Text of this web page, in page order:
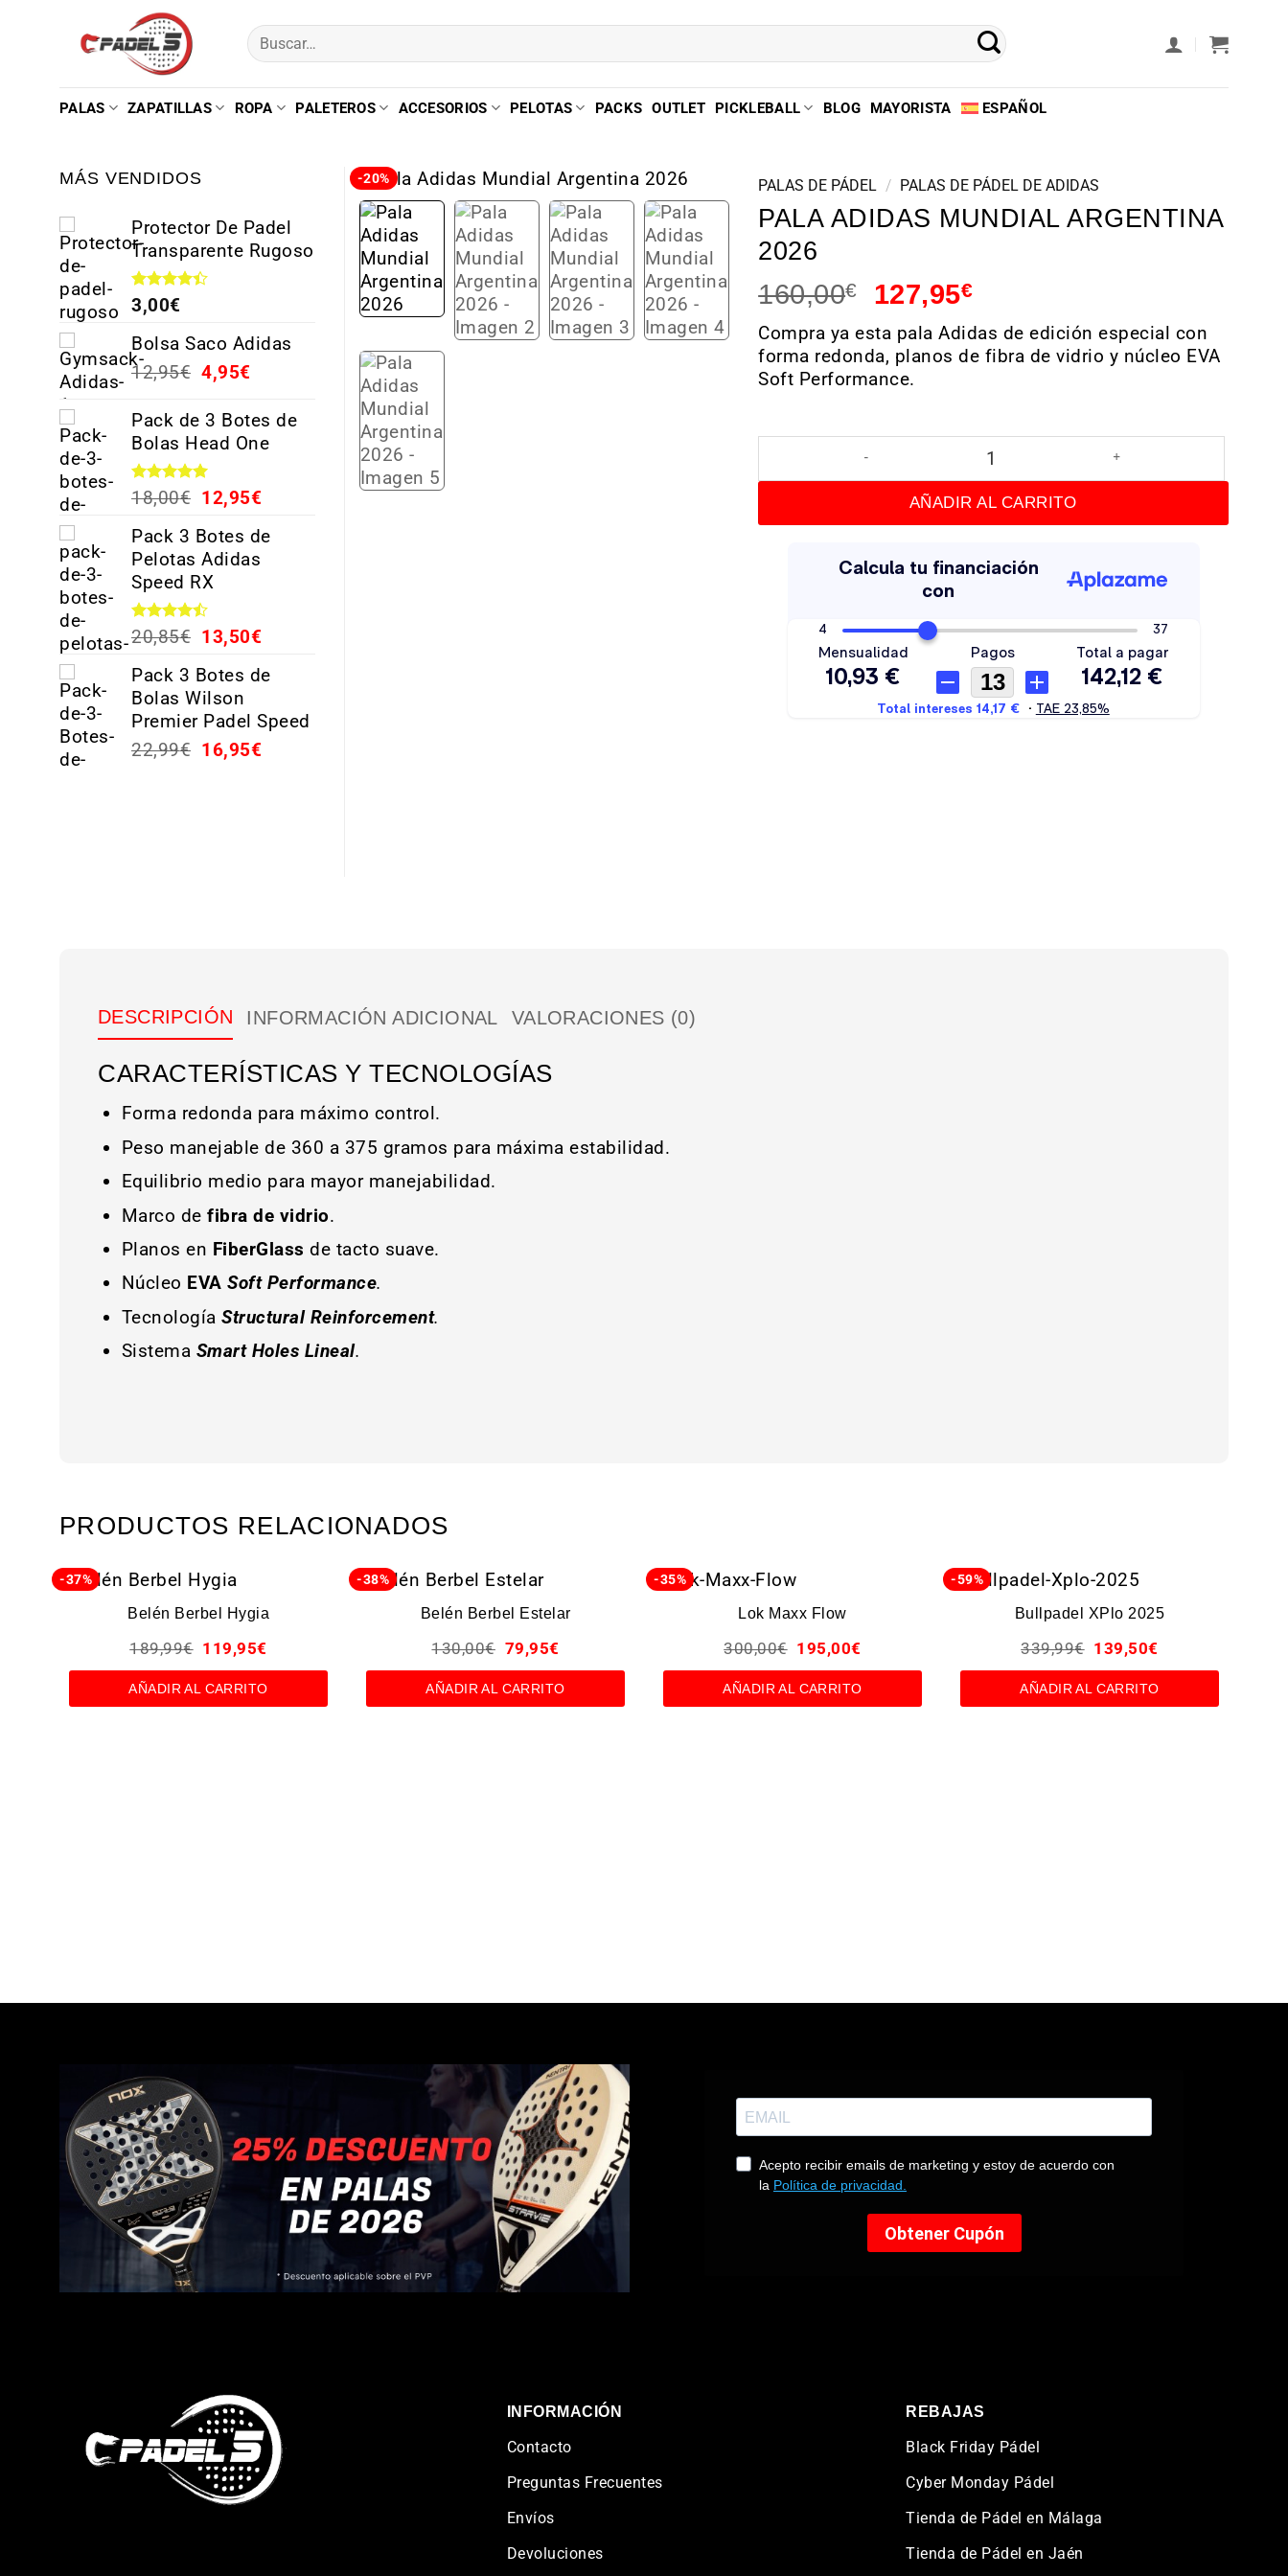
PALAS ZAPATILLAS ROPA PALETEROS ACCESORIOS PELOTAS PACKS OUTLET PICKLEBALL BLOG MAYORISTA ESPAÑOL
-20% PALAS DE PÁDEL / PALAS DE PÁDEL DE ADIDAS
PALA ADIDAS MUNDIAL ARGENTINA
2026
160,00€ 127,95€
Compra ya esta pala Adidas de edición especial con
forma redonda, planos de fibra de vidrio y núcleo EVA
Soft Performance.
AÑADIR AL CARRITO
MÁS VENDIDOS
Protector De Padel
Transparente Rugoso
Valorado
con 4.38
3,00€
Bolsa Saco Adidas
12,95€ 4,95€
Pack de 3 Botes de
Bolas Head One
Valorado
con 5.00
18,00€ 12,95€
Pack 3 Botes de
Pelotas Adidas
Speed RX
Valorado
con 4.44
20,85€ 13,50€
Pack 3 Botes de
Bolas Wilson
Premier Padel Speed
22,99€ 16,95€
DESCRIPCIÓN INFORMACIÓN ADICIONAL VALORACIONES (0)
CARACTERÍSTICAS Y TECNOLOGÍAS
Forma redonda para máximo control.
Peso manejable de 360 a 375 gramos para máxima estabilidad.
Equilibrio medio para mayor manejabilidad.
Marco defibra de vidrio.
Planos en FiberGlass de tacto suave.
Núcleo EVASoft Performance.
Tecnología Structural Reinforcement.
Sistema Smart Holes Lineal.
PRODUCTOS RELACIONADOS
-37%
Belén Berbel Hygia
189,99€ 119,95€
AÑADIR AL CARRITO
-38%
Belén Berbel Estelar
130,00€ 79,95€
AÑADIR AL CARRITO
-35%
Lok Maxx Flow
300,00€ 195,00€
AÑADIR AL CARRITO
-59%
Bullpadel XPlo 2025
339,99€ 139,50€
AÑADIR AL CARRITO
INFORMACIÓN
Contacto
Preguntas Frecuentes
Envíos
Devoluciones
REBAJAS
Black Friday Pádel
Cyber Monday Pádel
Tienda de Pádel en Málaga
Tienda de Pádel en Jaén